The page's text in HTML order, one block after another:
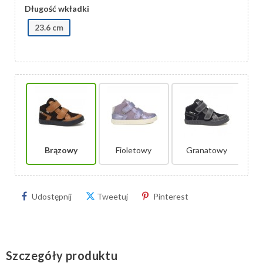
Długość wkładki
23.6 cm
Brązowy Fioletowy Granatowy
Udostępnij Tweetuj Pinterest
Szczegóły produktu